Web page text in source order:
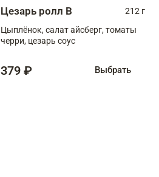
Цезарь ролл В
212 г
Цыплёнок, салат айсберг, томаты
черри, цезарь соус
379 ₽ Выбрать